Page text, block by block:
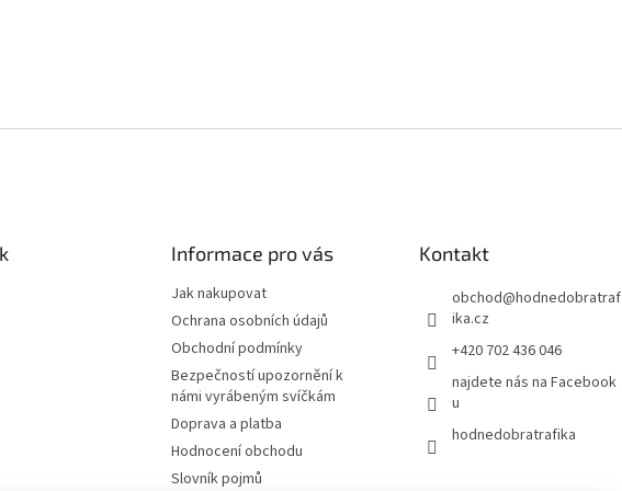
Informace pro vás
Jak nakupovat
Ochrana osobních údajů
Obchodní podmínky
Bezpečností upozornění k
námi vyrábeným svíčkám
Doprava a platba
Hodnocení obchodu
Slovník pojmů
Kontakt
obchod@hodnedobratraf
ika.cz
+420 702 436 046
najdete nás na Facebook
u
hodnedobratrafika